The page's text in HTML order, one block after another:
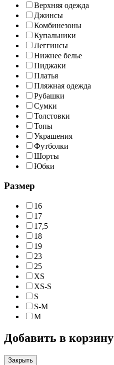
Верхняя одежда
Джинсы
Комбинезоны
Купальники
Леггинсы
Нижнее белье
Пиджаки
Платья
Пляжная одежда
Рубашки
Сумки
Толстовки
Топы
Украшения
Футболки
Шорты
Юбки
Размер
16
17
17,5
18
19
23
25
XS
XS-S
S
S-M
M
Добавить в корзину
Закрыть